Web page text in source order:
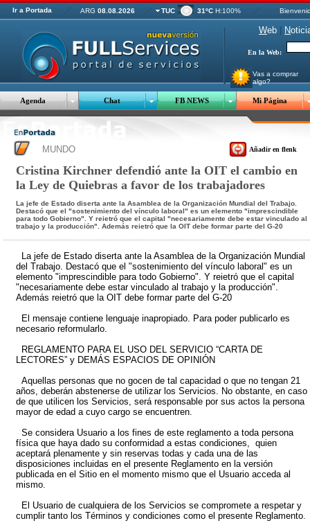
Ir a Portada ARG 08.08.2026 TUC 31ºC H:100%
Web N
En la Web:
Vas a comprar
algo?
Agenda Chat FB NEWS Mi Página
MUNDO Añadir en flenk
Cristina Kirchner defendió ante la OIT el cambio en
la Ley de Quiebras a favor de los trabajadores
La jefe de Estado diserta ante la Asamblea de la Organización Mundial del Trabajo.
Destacó que el "sostenimiento del vínculo laboral" es un elemento "imprescindible
para todo Gobierno". Y reietró que el capital "necesariamente debe estar vinculado al
trabajo y la producción". Además reietró que la OIT debe formar parte del G-20
La jefe de Estado diserta ante la Asamblea de la Organización Mundial
del Trabajo. Destacó que el "sostenimiento del vínculo laboral" es un
elemento "imprescindible para todo Gobierno". Y reietró que el capital
"necesariamente debe estar vinculado al trabajo y la producción".
Además reietró que la OIT debe formar parte del G-20
El mensaje contiene lenguaje inapropiado. Para poder publicarlo es
necesario reformularlo.
REGLAMENTO PARA EL USO DEL SERVICIO “CARTA DE
LECTORES” y DEMÁS ESPACIOS DE OPINIÓN
Aquellas personas que no gocen de tal capacidad o que no tengan 21
años, deberán abstenerse de utilizar los Servicios. No obstante, en caso
de que utilicen los Servicios, será responsable por sus actos la persona
mayor de edad a cuyo cargo se encuentren.
Se considera Usuario a los fines de este reglamento a toda persona
física que haya dado su conformidad a estas condiciones, quien
aceptará plenamente y sin reservas todas y cada una de las
disposiciones incluidas en el presente Reglamento en la versión
publicada en el Sitio en el momento mismo que el Usuario acceda al
mismo.
El Usuario de cualquiera de los Servicios se compromete a respetar y
cumplir tanto los Términos y condiciones como el presente Reglamento.